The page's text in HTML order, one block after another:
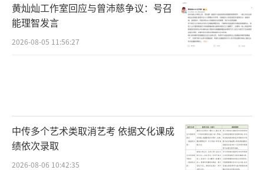
黄灿灿工作室回应与曾沛慈争议：号召
能理智发言
2026-08-05 11:56:27
中传多个艺术类取消艺考 依据文化课成
绩依次录取
2026-08-06 10:42:35